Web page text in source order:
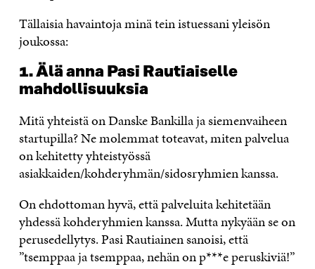
Tällaisia havaintoja minä tein istuessani yleisön
joukossa:
1. Älä anna Pasi Rautiaiselle
mahdollisuuksia
Mitä yhteistä on Danske Bankilla ja siemenvaiheen
startupilla? Ne molemmat toteavat, miten palvelua
on kehitetty yhteistyössä
asiakkaiden/kohderyhmän/sidosryhmien kanssa.
On ehdottoman hyvä, että palveluita kehitetään
yhdessä kohderyhmien kanssa. Mutta nykyään se on
perusedellytys. Pasi Rautiainen sanoisi, että
”tsemppaa ja tsemppaa, nehän on p***e peruskiviä!”